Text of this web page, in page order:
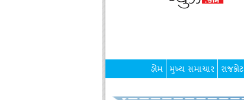
હોમ મુખ્ય સમાચાર રાજકોટ